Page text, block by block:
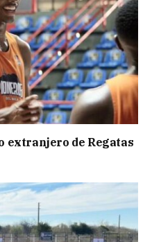
extranjero de Regatas